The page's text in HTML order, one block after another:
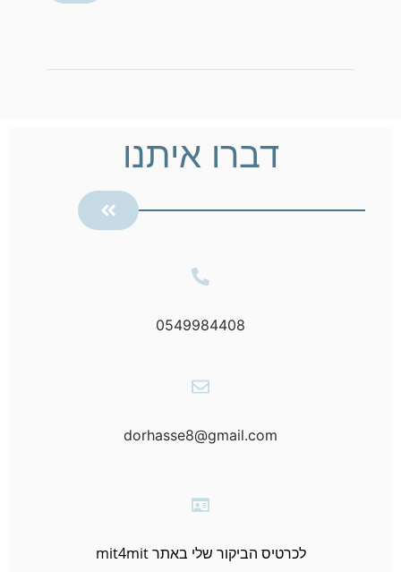
דברו איתנו
0549984408
dorhasse8@gmail.com
לכרטיס הביקור שלי באתר mit4mit